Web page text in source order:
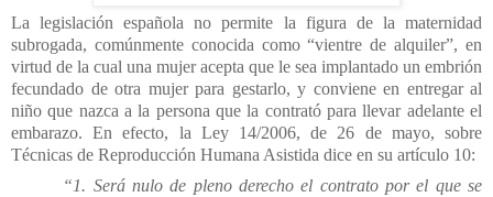
La legislación española no permite la figura de la maternidad
subrogada, comúnmente conocida como “vientre de alquiler”, en
virtud de la cual una mujer acepta que le sea implantado un embrión
fecundado de otra mujer para gestarlo, y conviene en entregar al
niño que nazca a la persona que la contrató para llevar adelante el
embarazo. En efecto, la Ley 14/2006, de 26 de mayo, sobre
Técnicas de Reproducción Humana Asistida dice en su artículo 10:
“1. Será nulo de pleno derecho el contrato por el que se